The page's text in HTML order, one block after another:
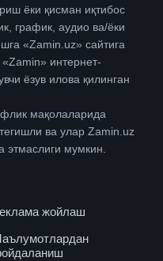
ёки қисман иқтибос
график, аудио ва/ёки
«Zamin.uz» сайтига
интернет-
ёзув илова қилинган
мақолаларида
ва улар Zamin.uz
этмаслиги мумкин.
жойлаш